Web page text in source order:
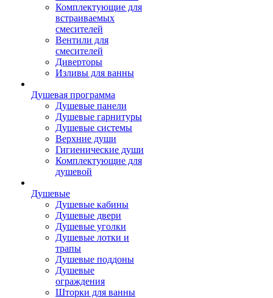
Комплектующие для
встраиваемых
смесителей
Вентили для
смесителей
Диверторы
Изливы для ванны
Душевая программа
Душевые панели
Душевые гарнитуры
Душевые системы
Верхние души
Гигиенические души
Комплектующие для
душевой
Душевые
Душевые кабины
Душевые двери
Душевые уголки
Душевые лотки и
трапы
Душевые поддоны
Душевые
ограждения
Шторки для ванны